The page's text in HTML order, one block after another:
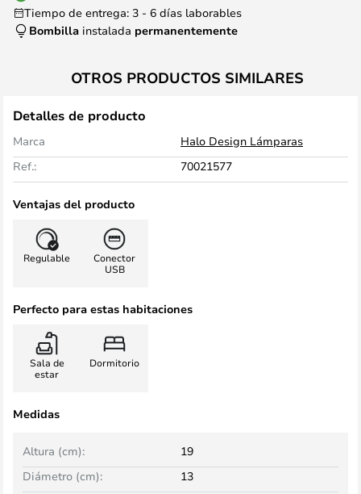
Tiempo de entrega: 3 - 6 días laborables
Bombilla instalada permanentemente
OTROS PRODUCTOS SIMILARES
Detalles de producto
Marca
Halo Design Lámparas
Ref.:
70021577
Ventajas del producto
Regulable
Conector
USB
Perfecto para estas habitaciones
Sala de
estar
Dormitorio
Medidas
Altura (cm):
19
Diámetro (cm):
13